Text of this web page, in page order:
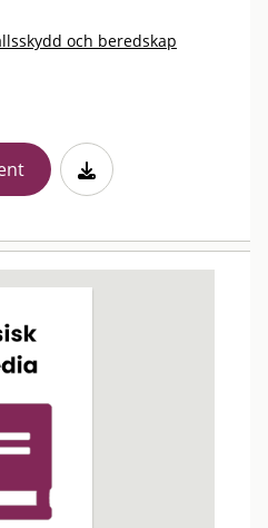
och beredskap